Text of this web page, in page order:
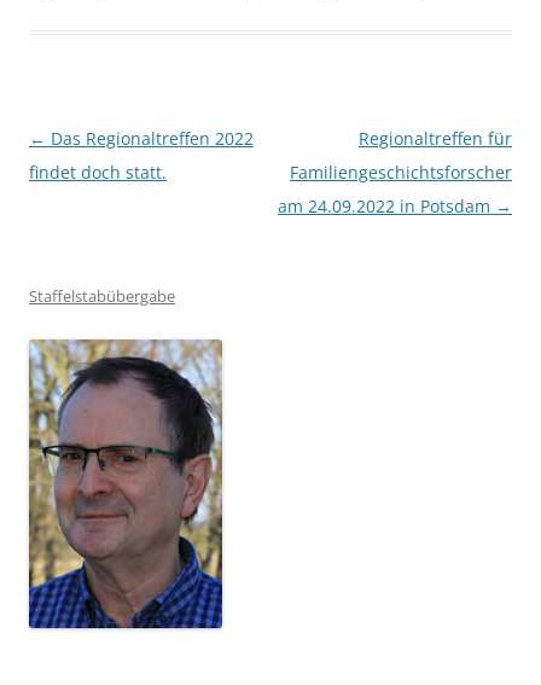
Beitragsnavigation
← Das Regionaltreffen 2022
findet doch statt.
Regionaltreffen für
Familiengeschichtsforscher
am 24.09.2022 in Potsdam →
Staffelstabübergabe